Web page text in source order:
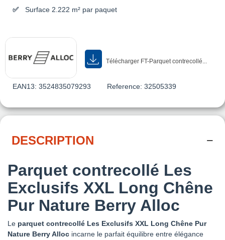
Surface 2.222 m² par paquet
Télécharger FT-Parquet contrecollé...
EAN13: 3524835079293 Reference: 32505339
DESCRIPTION
Parquet contrecollé Les
Exclusifs XXL Long Chêne
Pur Nature Berry Alloc
Le parquet contrecollé Les Exclusifs XXL Long Chêne Pur
Nature Berry Alloc incarne le parfait équilibre entre élégance